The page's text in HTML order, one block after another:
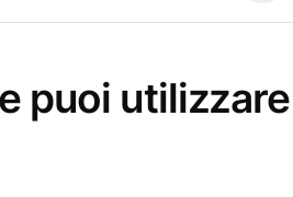
puoi utilizzare